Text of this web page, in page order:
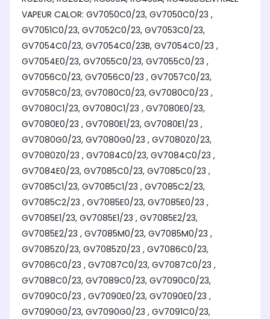
VAPEUR CALOR: GV7050C0/23, GV7050C0/23 ,
GV7051C0/23, GV7052C0/23, GV7053C0/23,
GV7054C0/23, GV7054C0/23B, GV7054C0/23 ,
GV7054E0/23, GV7055C0/23, GV7055C0/23 ,
GV7056C0/23, GV7056C0/23 , GV7057C0/23,
GV7058C0/23, GV7080C0/23, GV7080C0/23 ,
GV7080C1/23, GV7080C1/23 , GV7080E0/23,
GV7080E0/23 , GV7080E1/23, GV7080E1/23 ,
GV7080G0/23, GV7080G0/23 , GV7080Z0/23,
GV7080Z0/23 , GV7084C0/23, GV7084C0/23 ,
GV7084E0/23, GV7085C0/23, GV7085C0/23 ,
GV7085C1/23, GV7085C1/23 , GV7085C2/23,
GV7085C2/23 , GV7085E0/23, GV7085E0/23 ,
GV7085E1/23, GV7085E1/23 , GV7085E2/23,
GV7085E2/23 , GV7085M0/23, GV7085M0/23 ,
GV7085Z0/23, GV7085Z0/23 , GV7086C0/23,
GV7086C0/23 , GV7087C0/23, GV7087C0/23 ,
GV7088C0/23, GV7089C0/23, GV7090C0/23,
GV7090C0/23 , GV7090E0/23, GV7090E0/23 ,
GV7090G0/23, GV7090G0/23 , GV7091C0/23,